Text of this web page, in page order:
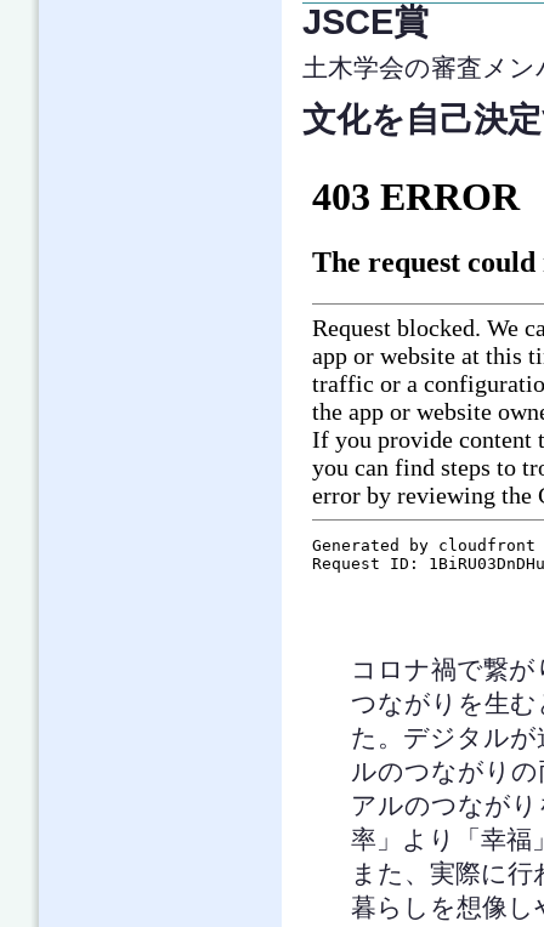
JSCE賞
土木学会の審査メン
文化を自己決
コロナ禍で繋
つながりを生む
た。デジタル
ルのつながり
アルのつなが
率」より「幸福
また、実際に
暮らしを想像